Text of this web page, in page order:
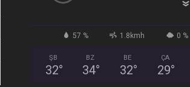
57 % 1.8kmh 0 %
ŞB
32°
BZ
34°
BE
32°
ÇA
29°